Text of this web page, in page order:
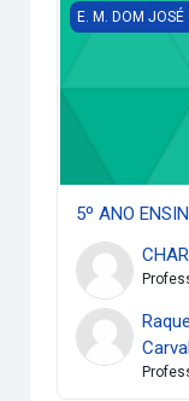
5º ANO
E. M. DOM JOSÉ
5º ANO